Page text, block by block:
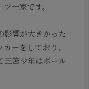
一家です。
影響が大きかった
ーをしており、
三笘少年はボール